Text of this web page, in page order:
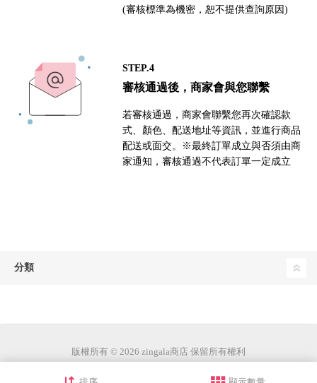
(審核標準為機密，恕不提供查詢原因)
STEP.4
審核通過後，商家會與您聯繫
若審核通過，商家會聯繫您再次確認款
式、顏色、配送地址等資訊，並進行商品
配送或面交。※最終訂單成立與否須由商
家通知，審核通過不代表訂單一定成立
分類
版權所有 © 2026 zingala商店 保留所有權利